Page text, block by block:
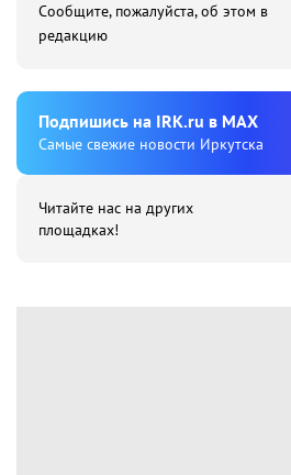
Сообщите, пожалуйста, об этом в
редакцию
Подпишиcь на IRK.ru в MAX
Cамые свежие новости Иркутска
Читайте нас на других
площадках!